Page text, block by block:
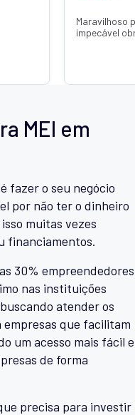
Recomendo de
o dinheiro já
MEI em
fazer o seu negócio
por não ter o dinheiro
muitas vezes
financiamentos.
30% empreendedores
nas instituições
atender os
que facilitam
um acesso mais fácil e
de forma
precisa para investir